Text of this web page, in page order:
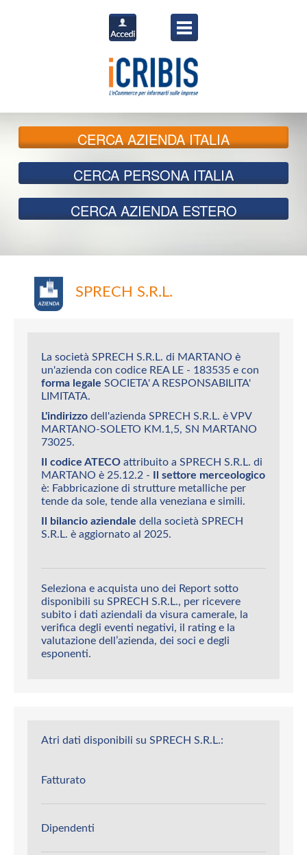
CERCAAZIENDA ITALIA
CERCA PERSONA ITALIA
CERCA AZIENDA ESTERO
SPRECH S.R.L.
La società SPRECH S.R.L. di MARTANO è
un'azienda con codice REA LE - 183535 e con
forma legale SOCIETA' A RESPONSABILITA'
LIMITATA.
L'indirizzo dell'azienda SPRECH S.R.L. è VPV
MARTANO-SOLETO KM.1,5, SN MARTANO
73025.
Il codice ATECO attribuito a SPRECH S.R.L. di
MARTANO è 25.12.2 - Il settore merceologico
è: Fabbricazione di strutture metalliche per
tende da sole, tende alla veneziana e simili.
Il bilancio aziendale della società SPRECH
S.R.L. è aggiornato al 2025.
Seleziona e acquista uno dei Report sotto
disponibili su SPRECH S.R.L., per ricevere
subito i dati aziendali da visura camerale, la
verifica degli eventi negativi, il rating e la
valutazione dell’azienda, dei soci e degli
esponenti.
Atri dati disponibili su SPRECH S.R.L.:
Fatturato
Dipendenti